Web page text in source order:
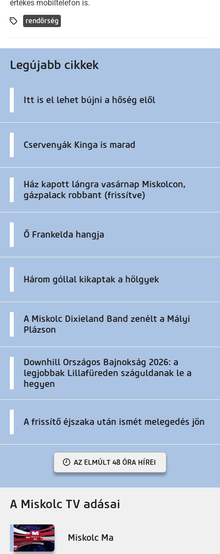
értékes mobiltelefon is.
rendőrség
Legújabb cikkek
Itt is el lehet bújni a hőség elől
Cservenyák Kinga is marad
Ház kapott lángra vasárnap Miskolcon,
gázpalack robbant (frissítve)
Ő Frankelda hangja
Három góllal kikaptak a hölgyek
A Miskolc Dixieland Band zenélt a Mályi
Plázson
Downhill Országos Bajnokság 2026: a
legjobbak Lillafüreden száguldanak le a
hegyen
A frissítő éjszaka után ismét melegedés jön
AZ ELMÚLT 48 ÓRA HÍREI
A Miskolc TV adásai
Miskolc Ma